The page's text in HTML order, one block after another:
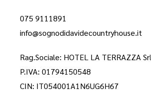
075 9111891
info@sognodidavidecountryhouse.it
Rag.Sociale: HOTEL LA TERRAZZA Srl
P.IVA: 01794150548
CIN: IT054001A1N6UG6H67